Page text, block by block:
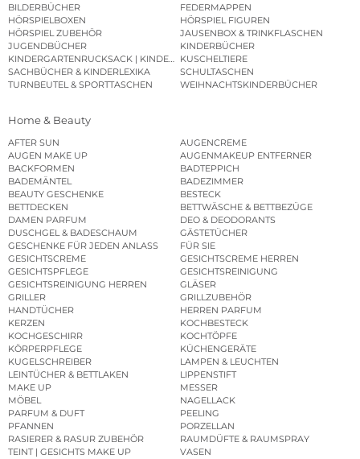
BILDERBÜCHER
FEDERMAPPEN
HÖRSPIELBOXEN
HÖRSPIEL FIGUREN
HÖRSPIEL ZUBEHÖR
JAUSENBOX & TRINKFLASCHEN
JUGENDBÜCHER
KINDERBÜCHER
KINDERGARTENRUCKSACK | KINDERGARTENBEUTEL
KUSCHELTIERE
SACHBÜCHER & KINDERLEXIKA
SCHULTASCHEN
TURNBEUTEL & SPORTTASCHEN
WEIHNACHTSKINDERBÜCHER
Home & Beauty
AFTER SUN
AUGENCREME
AUGEN MAKE UP
AUGENMAKEUP ENTFERNER
BACKFORMEN
BADTEPPICH
BADEMÄNTEL
BADEZIMMER
BEAUTY GESCHENKE
BESTECK
BETTDECKEN
BETTWÄSCHE & BETTBEZÜGE
DAMEN PARFUM
DEO & DEODORANTS
DUSCHGEL & BADESCHAUM
GÄSTETÜCHER
GESCHENKE FÜR JEDEN ANLASS
FÜR SIE
GESICHTSCREME
GESICHTSCREME HERREN
GESICHTSPFLEGE
GESICHTSREINIGUNG
GESICHTSREINIGUNG HERREN
GLÄSER
GRILLER
GRILLZUBEHÖR
HANDTÜCHER
HERREN PARFUM
KERZEN
KOCHBESTECK
KOCHGESCHIRR
KOCHTÖPFE
KÖRPERPFLEGE
KÜCHENGERÄTE
KUGELSCHREIBER
LAMPEN & LEUCHTEN
LEINTÜCHER & BETTLAKEN
LIPPENSTIFT
MAKE UP
MESSER
MÖBEL
NAGELLACK
PARFUM & DUFT
PEELING
PFANNEN
PORZELLAN
RASIERER & RASUR ZUBEHÖR
RAUMDÜFTE & RAUMSPRAY
TEINT | GESICHTS MAKE UP
VASEN